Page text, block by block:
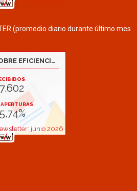
(promedio diario durante último mes